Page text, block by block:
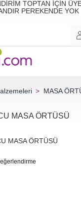
İNDİRİM TOPTAN
PEREKENDE YOK
MASA
MASA ÖRTÜSÜ